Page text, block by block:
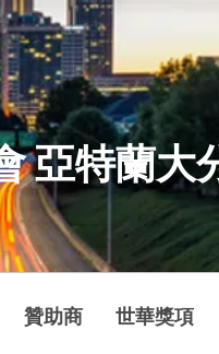
亞特蘭大
贊助商 世華獎項